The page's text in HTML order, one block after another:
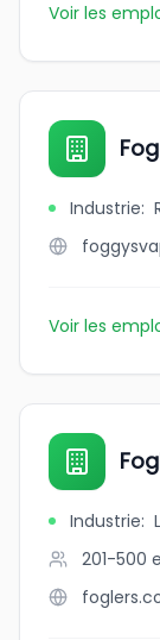
Voir les
Industrie:
Voir les
Industrie:
201-500